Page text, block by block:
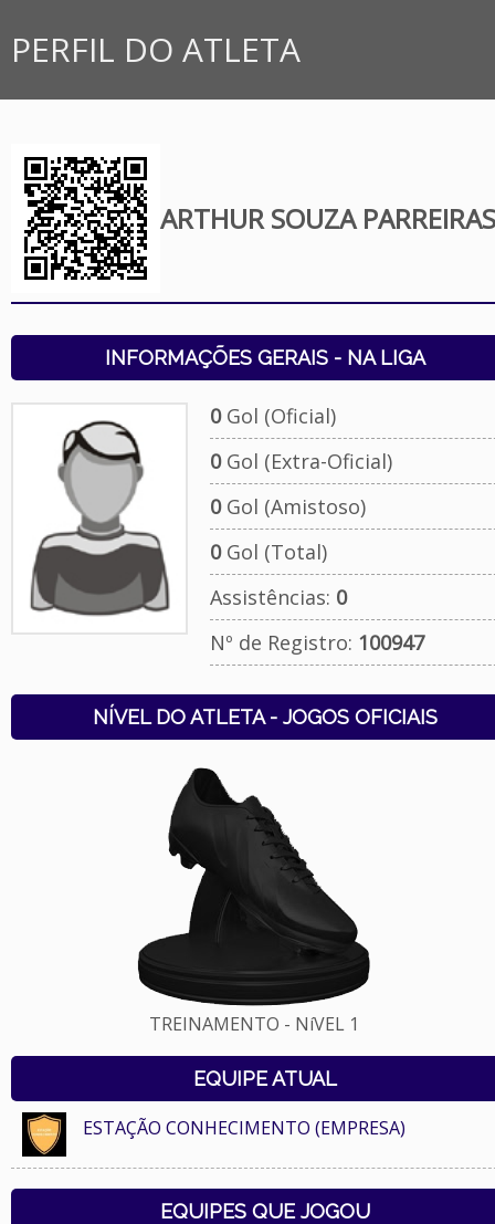
PERFIL DO ATLETA
ARTHUR SOUZA PARREIRAS
INFORMAÇÕES GERAIS - NA LIGA
0Gol (Oficial)
0Gol (Extra-Oficial)
0Gol (Amistoso)
0Gol (Total)
Assistências: 0
Nº de Registro: 100947
NÍVEL DO ATLETA - JOGOS OFICIAIS
TREINAMENTO - NíVEL 1
EQUIPE ATUAL
ESTAÇÃO CONHECIMENTO (EMPRESA)
EQUIPES QUE JOGOU